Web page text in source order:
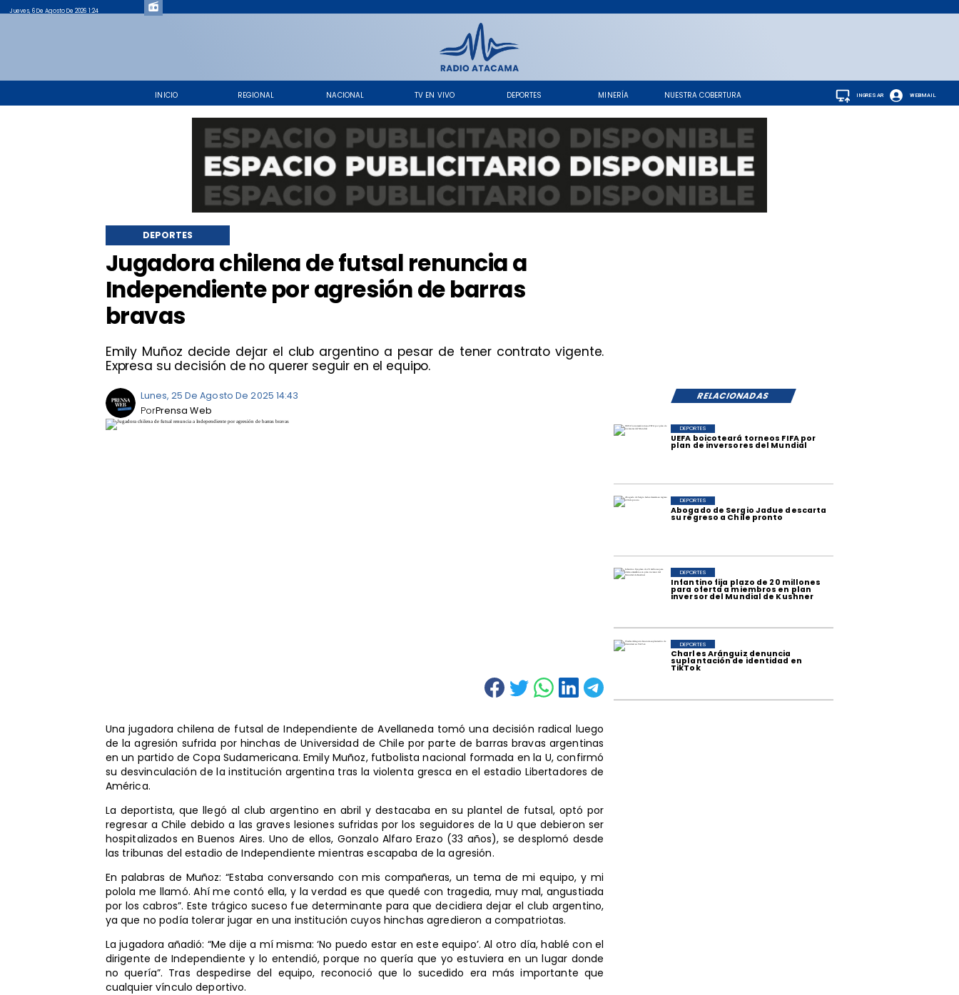
INICIO REGIONAL NACIONAL TV EN VIVO DEPORTES MINERÍA NUESTRA COBERTURA
Jueves, 6 De Agosto De 2026 1:24
WEBMAIL
INGRESAR
Jugadora chilena de futsal renuncia a
Independiente por agresión de barras
bravas
Emily Muñoz decide dejar el club argentino a pesar de tener contrato vigente.
Expresa su decisión de no querer seguir en el equipo.
DEPORTES
RELACIONADAS
Lunes, 25 De Agosto De 2025 14:43
Prensa Web
Por
UEFA boicoteará torneos FIFA por
plan de inversores del Mundial
DEPORTES
Abogado de Sergio Jadue descarta
su regreso a Chile pronto
DEPORTES
Infantino fija plazo de 20 millones
para oferta a miembros en plan
inversor del Mundial de Kushner
DEPORTES
Charles Aránguiz denuncia
suplantación de identidad en
TikTok
DEPORTES
Una jugadora chilena de futsal de Independiente de Avellaneda tomó una decisión radical luego
de la agresión sufrida por hinchas de Universidad de Chile por parte de barras bravas argentinas
en un partido de Copa Sudamericana. Emily Muñoz, futbolista nacional formada en la U, confirmó
su desvinculación de la institución argentina tras la violenta gresca en el estadio Libertadores de
América.
La deportista, que llegó al club argentino en abril y destacaba en su plantel de futsal, optó por
regresar a Chile debido a las graves lesiones sufridas por los seguidores de la U que debieron ser
hospitalizados en Buenos Aires. Uno de ellos, Gonzalo Alfaro Erazo (33 años), se desplomó desde
las tribunas del estadio de Independiente mientras escapaba de la agresión.
En palabras de Muñoz: “Estaba conversando con mis compañeras, un tema de mi equipo, y mi
polola me llamó. Ahí me contó ella, y la verdad es que quedé con tragedia, muy mal, angustiada
por los cabros”. Este trágico suceso fue determinante para que decidiera dejar el club argentino,
ya que no podía tolerar jugar en una institución cuyos hinchas agredieron a compatriotas.
La jugadora añadió: “Me dije a mí misma: ‘No puedo estar en este equipo’. Al otro día, hablé con el
dirigente de Independiente y lo entendió, porque no quería que yo estuviera en un lugar donde
no quería”. Tras despedirse del equipo, reconoció que lo sucedido era más importante que
cualquier vínculo deportivo.